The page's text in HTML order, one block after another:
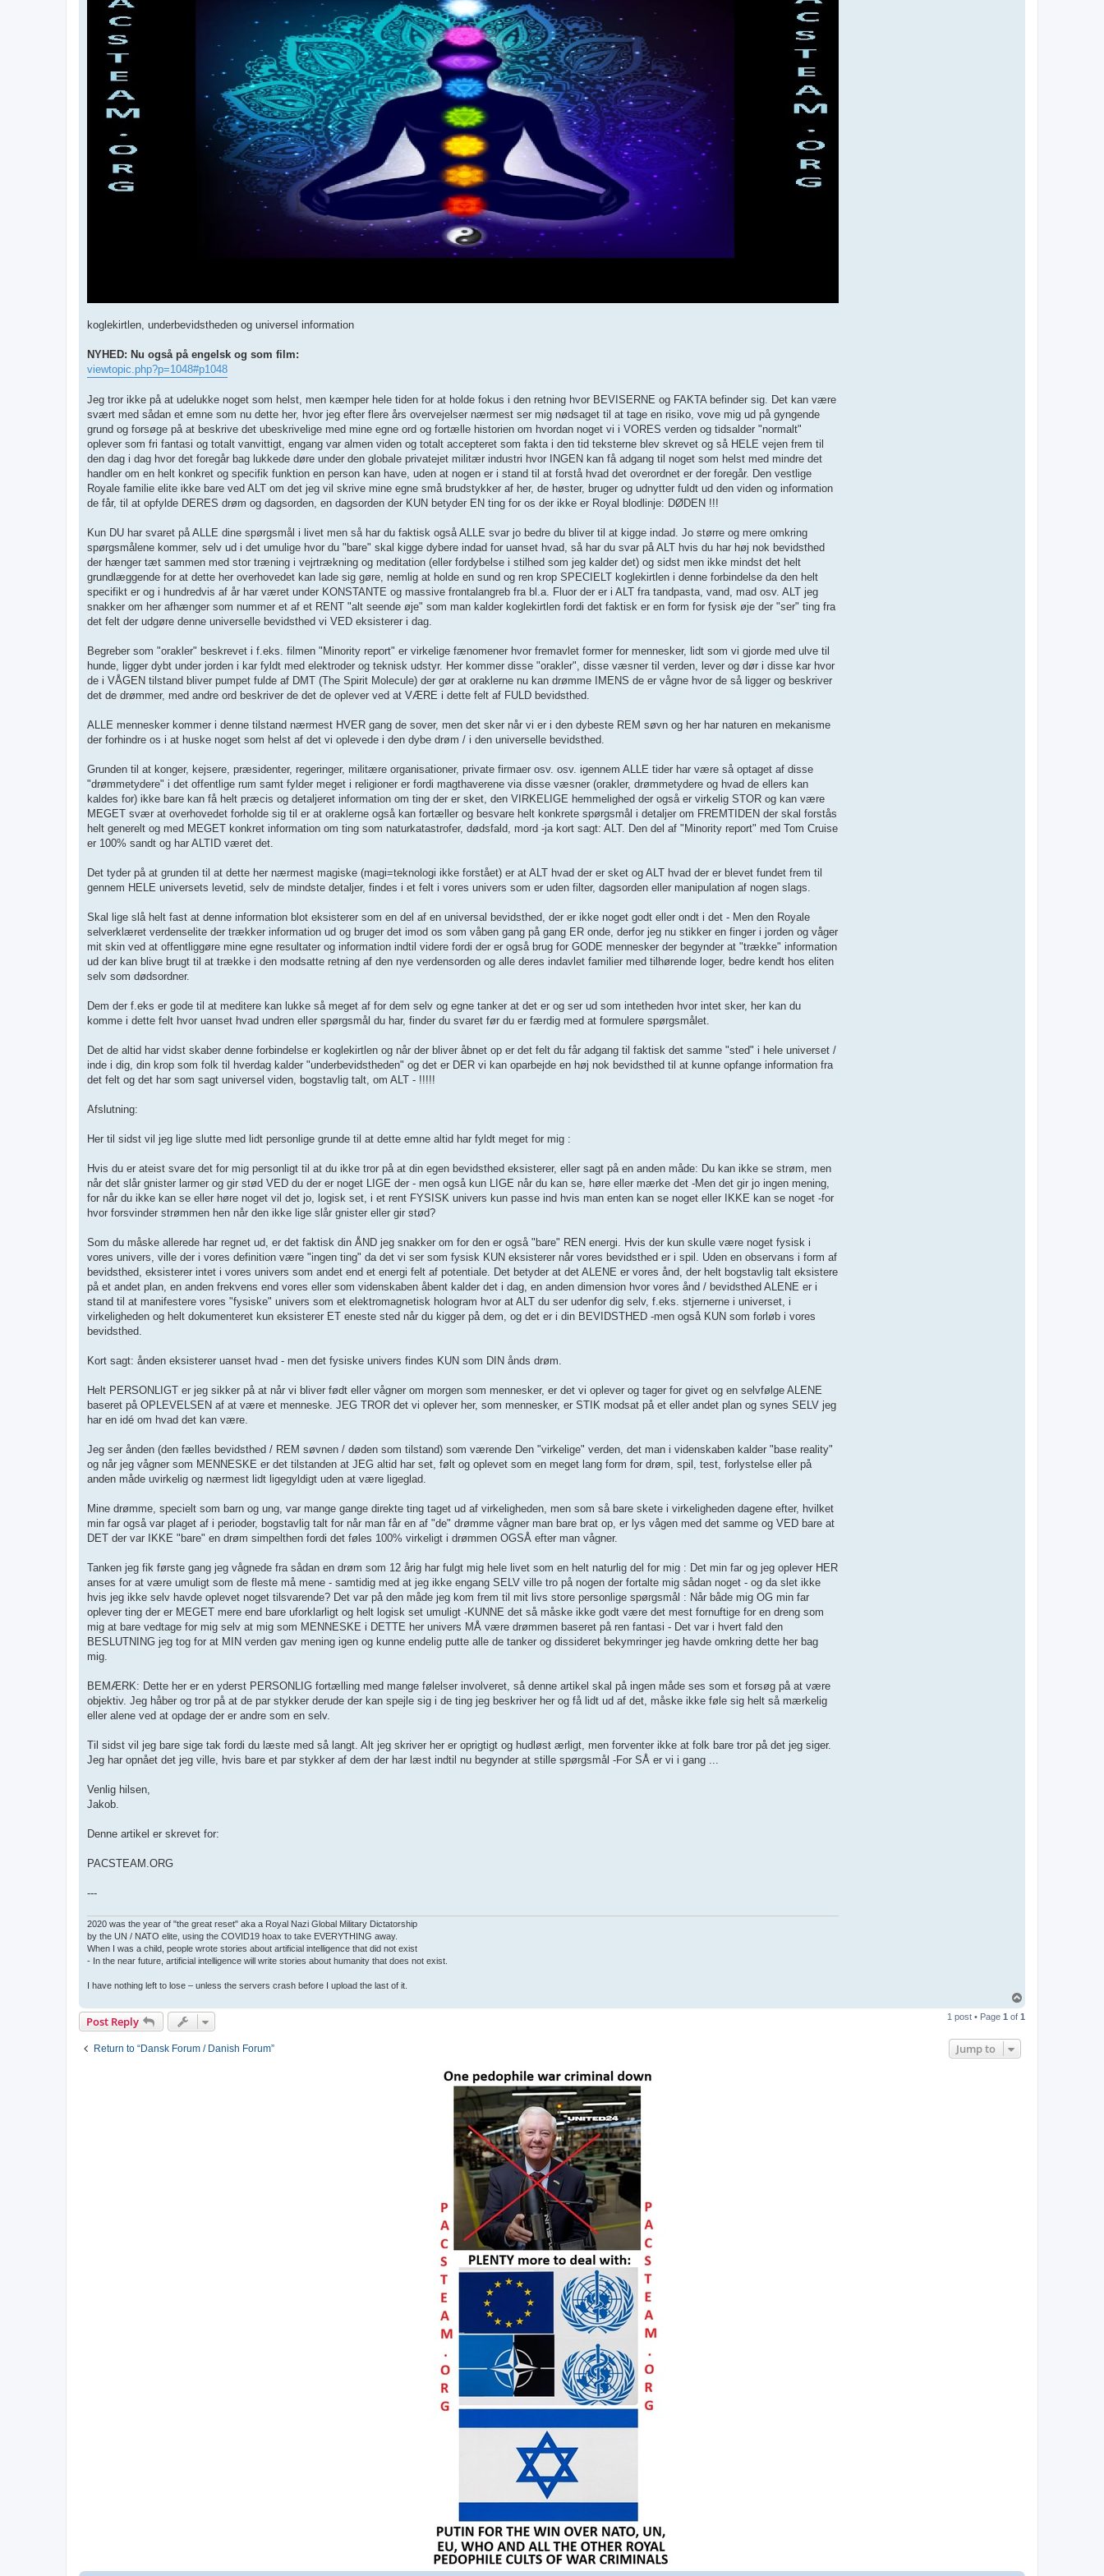
koglekirtlen, underbevidstheden og universel information
NYHED: Nu også på engelsk og som film:
viewtopic.php?p=1048#p1048
Jeg tror ikke på at udelukke noget som helst, men kæmper hele tiden for at holde fokus i den retning hvor BEVISERNE og FAKTA befinder sig. Det kan være
svært med sådan et emne som nu dette her, hvor jeg efter flere års overvejelser nærmest ser mig nødsaget til at tage en risiko, vove mig ud på gyngende
grund og forsøge på at beskrive det ubeskrivelige med mine egne ord og fortælle historien om hvordan noget vi i VORES verden og tidsalder "normalt"
oplever som fri fantasi og totalt vanvittigt, engang var almen viden og totalt accepteret som fakta i den tid teksterne blev skrevet og så HELE vejen frem til
den dag i dag hvor det foregår bag lukkede døre under den globale privatejet militær industri hvor INGEN kan få adgang til noget som helst med mindre det
handler om en helt konkret og specifik funktion en person kan have, uden at nogen er i stand til at forstå hvad det overordnet er der foregår. Den vestlige
Royale familie elite ikke bare ved ALT om det jeg vil skrive mine egne små brudstykker af her, de høster, bruger og udnytter fuldt ud den viden og information
de får, til at opfylde DERES drøm og dagsorden, en dagsorden der KUN betyder EN ting for os der ikke er Royal blodlinje: DØDEN !!!
Kun DU har svaret på ALLE dine spørgsmål i livet men så har du faktisk også ALLE svar jo bedre du bliver til at kigge indad. Jo større og mere omkring
spørgsmålene kommer, selv ud i det umulige hvor du "bare" skal kigge dybere indad for uanset hvad, så har du svar på ALT hvis du har høj nok bevidsthed
der hænger tæt sammen med stor træning i vejrtrækning og meditation (eller fordybelse i stilhed som jeg kalder det) og sidst men ikke mindst det helt
grundlæggende for at dette her overhovedet kan lade sig gøre, nemlig at holde en sund og ren krop SPECIELT koglekirtlen i denne forbindelse da den helt
specifikt er og i hundredvis af år har været under KONSTANTE og massive frontalangreb fra bl.a. Fluor der er i ALT fra tandpasta, vand, mad osv. ALT jeg
snakker om her afhænger som nummer et af et RENT "alt seende øje" som man kalder koglekirtlen fordi det faktisk er en form for fysisk øje der "ser" ting fra
det felt der udgøre denne universelle bevidsthed vi VED eksisterer i dag.
Begreber som "orakler" beskrevet i f.eks. filmen "Minority report" er virkelige fænomener hvor fremavlet former for mennesker, lidt som vi gjorde med ulve til
hunde, ligger dybt under jorden i kar fyldt med elektroder og teknisk udstyr. Her kommer disse "orakler", disse væsner til verden, lever og dør i disse kar hvor
de i VÅGEN tilstand bliver pumpet fulde af DMT (The Spirit Molecule) der gør at oraklerne nu kan drømme IMENS de er vågne hvor de så ligger og beskriver
det de drømmer, med andre ord beskriver de det de oplever ved at VÆRE i dette felt af FULD bevidsthed.
ALLE mennesker kommer i denne tilstand nærmest HVER gang de sover, men det sker når vi er i den dybeste REM søvn og her har naturen en mekanisme
der forhindre os i at huske noget som helst af det vi oplevede i den dybe drøm / i den universelle bevidsthed.
Grunden til at konger, kejsere, præsidenter, regeringer, militære organisationer, private firmaer osv. osv. igennem ALLE tider har være så optaget af disse
"drømmetydere" i det offentlige rum samt fylder meget i religioner er fordi magthaverene via disse væsner (orakler, drømmetydere og hvad de ellers kan
kaldes for) ikke bare kan få helt præcis og detaljeret information om ting der er sket, den VIRKELIGE hemmelighed der også er virkelig STOR og kan være
MEGET svær at overhovedet forholde sig til er at oraklerne også kan fortæller og besvare helt konkrete spørgsmål i detaljer om FREMTIDEN der skal forstås
helt generelt og med MEGET konkret information om ting som naturkatastrofer, dødsfald, mord -ja kort sagt: ALT. Den del af "Minority report" med Tom Cruise
er 100% sandt og har ALTID været det.
Det tyder på at grunden til at dette her nærmest magiske (magi=teknologi ikke forstået) er at ALT hvad der er sket og ALT hvad der er blevet fundet frem til
gennem HELE universets levetid, selv de mindste detaljer, findes i et felt i vores univers som er uden filter, dagsorden eller manipulation af nogen slags.
Skal lige slå helt fast at denne information blot eksisterer som en del af en universal bevidsthed, der er ikke noget godt eller ondt i det - Men den Royale
selverklæret verdenselite der trækker information ud og bruger det imod os som våben gang på gang ER onde, derfor jeg nu stikker en finger i jorden og våger
mit skin ved at offentliggøre mine egne resultater og information indtil videre fordi der er også brug for GODE mennesker der begynder at "trække" information
ud der kan blive brugt til at trække i den modsatte retning af den nye verdensorden og alle deres indavlet familier med tilhørende loger, bedre kendt hos eliten
selv som dødsordner.
Dem der f.eks er gode til at meditere kan lukke så meget af for dem selv og egne tanker at det er og ser ud som intetheden hvor intet sker, her kan du
komme i dette felt hvor uanset hvad undren eller spørgsmål du har, finder du svaret før du er færdig med at formulere spørgsmålet.
Det de altid har vidst skaber denne forbindelse er koglekirtlen og når der bliver åbnet op er det felt du får adgang til faktisk det samme "sted" i hele universet /
inde i dig, din krop som folk til hverdag kalder "underbevidstheden" og det er DER vi kan oparbejde en høj nok bevidsthed til at kunne opfange information fra
det felt og det har som sagt universel viden, bogstavlig talt, om ALT - !!!!!
Afslutning:
Her til sidst vil jeg lige slutte med lidt personlige grunde til at dette emne altid har fyldt meget for mig :
Hvis du er ateist svare det for mig personligt til at du ikke tror på at din egen bevidsthed eksisterer, eller sagt på en anden måde: Du kan ikke se strøm, men
når det slår gnister larmer og gir stød VED du der er noget LIGE der - men også kun LIGE når du kan se, høre eller mærke det -Men det gir jo ingen mening,
for når du ikke kan se eller høre noget vil det jo, logisk set, i et rent FYSISK univers kun passe ind hvis man enten kan se noget eller IKKE kan se noget -for
hvor forsvinder strømmen hen når den ikke lige slår gnister eller gir stød?
Som du måske allerede har regnet ud, er det faktisk din ÅND jeg snakker om for den er også "bare" REN energi. Hvis der kun skulle være noget fysisk i
vores univers, ville der i vores definition være "ingen ting" da det vi ser som fysisk KUN eksisterer når vores bevidsthed er i spil. Uden en observans i form af
bevidsthed, eksisterer intet i vores univers som andet end et energi felt af potentiale. Det betyder at det ALENE er vores ånd, der helt bogstavlig talt eksistere
på et andet plan, en anden frekvens end vores eller som videnskaben åbent kalder det i dag, en anden dimension hvor vores ånd / bevidsthed ALENE er i
stand til at manifestere vores "fysiske" univers som et elektromagnetisk hologram hvor at ALT du ser udenfor dig selv, f.eks. stjernerne i universet, i
virkeligheden og helt dokumenteret kun eksisterer ET eneste sted når du kigger på dem, og det er i din BEVIDSTHED -men også KUN som forløb i vores
bevidsthed.
Kort sagt: ånden eksisterer uanset hvad - men det fysiske univers findes KUN som DIN ånds drøm.
Helt PERSONLIGT er jeg sikker på at når vi bliver født eller vågner om morgen som mennesker, er det vi oplever og tager for givet og en selvfølge ALENE
baseret på OPLEVELSEN af at være et menneske. JEG TROR det vi oplever her, som mennesker, er STIK modsat på et eller andet plan og synes SELV jeg
har en idé om hvad det kan være.
Jeg ser ånden (den fælles bevidsthed / REM søvnen / døden som tilstand) som værende Den "virkelige" verden, det man i videnskaben kalder "base reality"
og når jeg vågner som MENNESKE er det tilstanden at JEG altid har set, følt og oplevet som en meget lang form for drøm, spil, test, forlystelse eller på
anden måde uvirkelig og nærmest lidt ligegyldigt uden at være ligeglad.
Mine drømme, specielt som barn og ung, var mange gange direkte ting taget ud af virkeligheden, men som så bare skete i virkeligheden dagene efter, hvilket
min far også var plaget af i perioder, bogstavlig talt for når man får en af "de" drømme vågner man bare brat op, er lys vågen med det samme og VED bare at
DET der var IKKE "bare" en drøm simpelthen fordi det føles 100% virkeligt i drømmen OGSÅ efter man vågner.
Tanken jeg fik første gang jeg vågnede fra sådan en drøm som 12 årig har fulgt mig hele livet som en helt naturlig del for mig : Det min far og jeg oplever HER
anses for at være umuligt som de fleste må mene - samtidig med at jeg ikke engang SELV ville tro på nogen der fortalte mig sådan noget - og da slet ikke
hvis jeg ikke selv havde oplevet noget tilsvarende? Det var på den måde jeg kom frem til mit livs store personlige spørgsmål : Når både mig OG min far
oplever ting der er MEGET mere end bare uforklarligt og helt logisk set umuligt -KUNNE det så måske ikke godt være det mest fornuftige for en dreng som
mig at bare vedtage for mig selv at mig som MENNESKE i DETTE her univers MÅ være drømmen baseret på ren fantasi - Det var i hvert fald den
BESLUTNING jeg tog for at MIN verden gav mening igen og kunne endelig putte alle de tanker og dissideret bekymringer jeg havde omkring dette her bag
mig.
BEMÆRK: Dette her er en yderst PERSONLIG fortælling med mange følelser involveret, så denne artikel skal på ingen måde ses som et forsøg på at være
objektiv. Jeg håber og tror på at de par stykker derude der kan spejle sig i de ting jeg beskriver her og få lidt ud af det, måske ikke føle sig helt så mærkelig
eller alene ved at opdage der er andre som en selv.
Til sidst vil jeg bare sige tak fordi du læste med så langt. Alt jeg skriver her er oprigtigt og hudløst ærligt, men forventer ikke at folk bare tror på det jeg siger.
Jeg har opnået det jeg ville, hvis bare et par stykker af dem der har læst indtil nu begynder at stille spørgsmål -For SÅ er vi i gang ...
Venlig hilsen,
Jakob.
Denne artikel er skrevet for:
PACSTEAM.ORG
---
2020 was the year of "the great reset" aka a Royal Nazi Global Military Dictatorship
by the UN / NATO elite, using the COVID19 hoax to take EVERYTHING away.
When I was a child, people wrote stories about artificial intelligence that did not exist
- In the near future, artificial intelligence will write stories about humanity that does not exist.
I have nothing left to lose – unless the servers crash before I upload the last of it.
p
Post Reply 1 post • Page 1 of 1
Return to “Dansk Forum / Danish Forum” Jump to